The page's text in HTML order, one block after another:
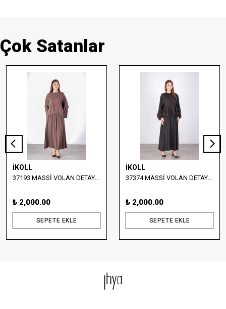
Çok Satanlar
İKOLL
37193 MASSİ VOLAN DETAYLI BLUZ VE ETEK TAKIM
₺ 2,000.00
SEPETE EKLE
İKOLL
37374 MASSİ VOLAN DETAYLI BLUZ VE UZUN ETEK TAKIM
₺ 2,000.00
SEPETE EKLE